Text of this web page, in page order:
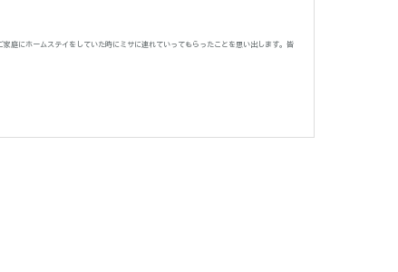
庭にホームステイをしていた時にミサに連れていってもらったことを思い出します。皆